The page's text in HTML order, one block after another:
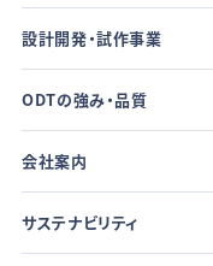
設計開発・試作事業
ODTの強み・品質
会社案内
サステナビリティ